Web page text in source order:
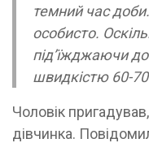
темний час
особисто.
під’їжджаючи до
швидкістю 60-
Чоловік
дівчинка.